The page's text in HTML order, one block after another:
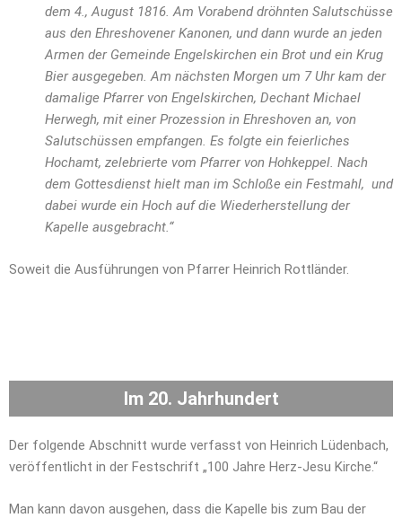
dem 4., August 1816. Am Vorabend dröhnten Salutschüsse
aus den Ehreshovener Kanonen, und dann wurde an jeden
Armen der Gemeinde Engelskirchen ein Brot und ein Krug
Bier ausgegeben. Am nächsten Morgen um 7 Uhr kam der
damalige Pfarrer von Engelskirchen, Dechant Michael
Herwegh, mit einer Prozession in Ehreshoven an, von
Salutschüssen empfangen. Es folgte ein feierliches
Hochamt, zelebrierte vom Pfarrer von Hohkeppel. Nach
dem Gottesdienst hielt man im Schloße ein Festmahl, und
dabei wurde ein Hoch auf die Wiederherstellung der
Kapelle ausgebracht.“
Soweit die Ausführungen von Pfarrer Heinrich Rottländer.
Im 20. Jahrhundert
Der folgende Abschnitt wurde verfasst von Heinrich Lüdenbach,
veröffentlicht in der Festschrift „100 Jahre Herz-Jesu Kirche.“
Man kann davon ausgehen, dass die Kapelle bis zum Bau der